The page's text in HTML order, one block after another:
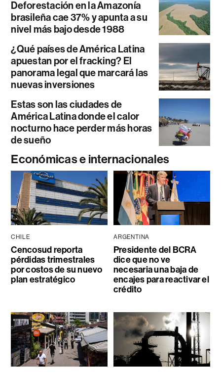
Deforestación en la Amazonía
brasileña cae 37% y apunta a su
nivel más bajo desde 1988
¿Qué países de América Latina
apuestan por el fracking? El
panorama legal que marcará las
nuevas inversiones
Estas son las ciudades de
América Latina donde el calor
nocturno hace perder más horas
de sueño
Económicas e internacionales
CHILE
Cencosud reporta
pérdidas trimestrales
por costos de su nuevo
plan estratégico
ARGENTINA
Presidente del BCRA
dice que no ve
necesaria una baja de
encajes para reactivar el
crédito